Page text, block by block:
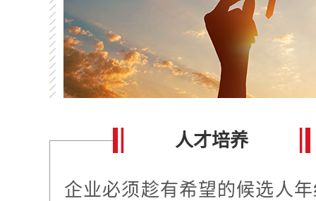
人才培养
企业必须趁有希望的候选人